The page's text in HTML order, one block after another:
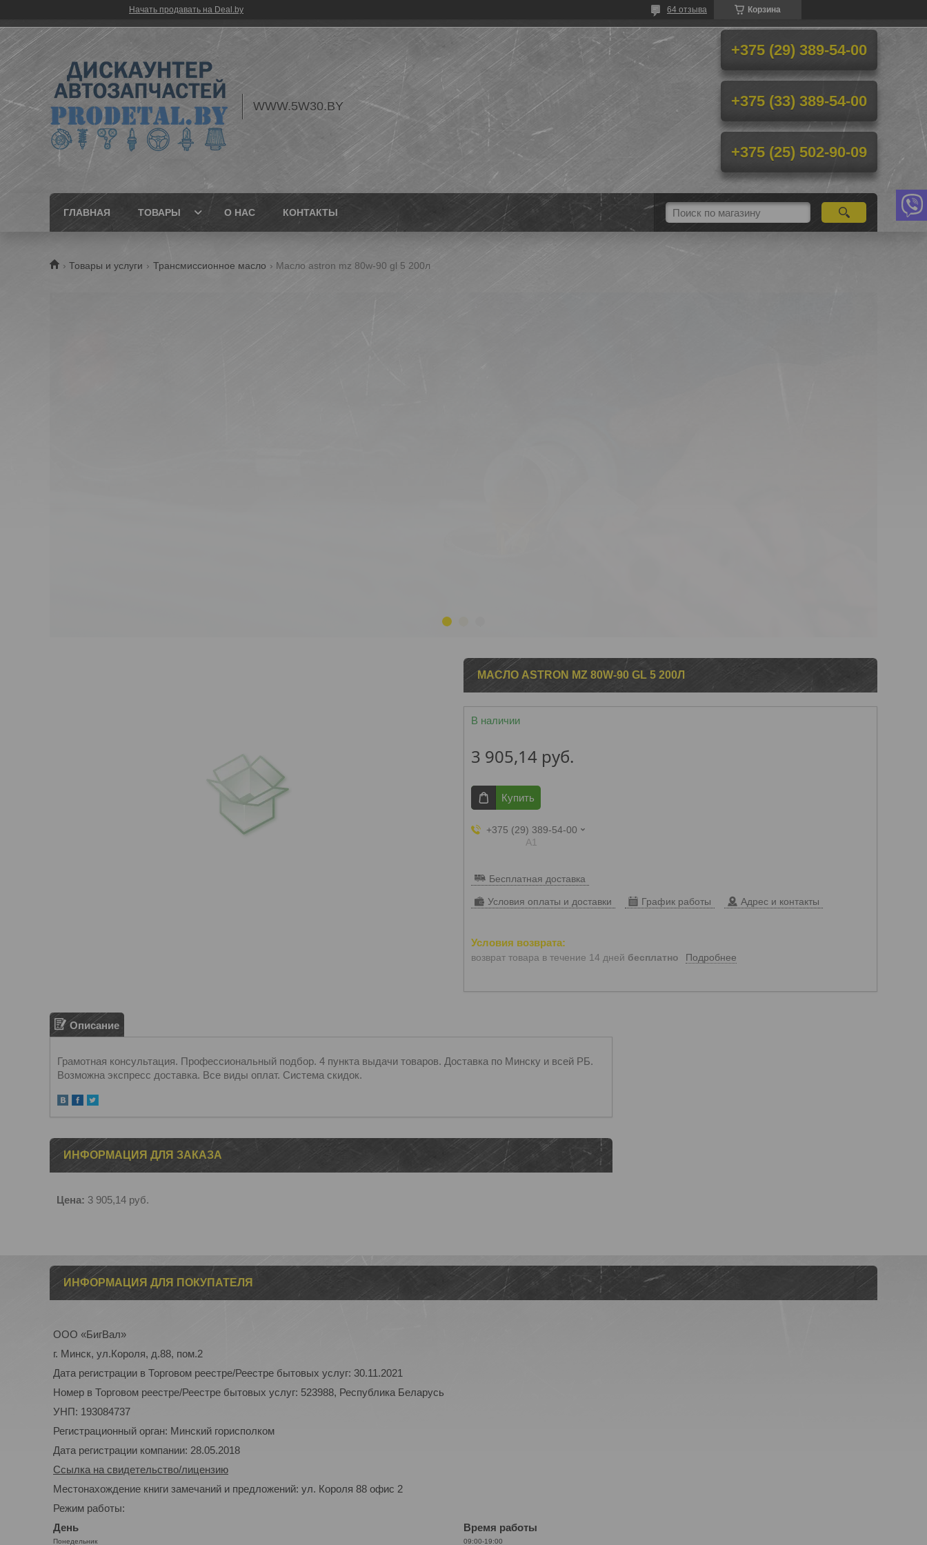
Начать продавать на Deal.by Корзина
64 отзыва
WWW.5W30.BY
+375 (29) 389-54-00
+375 (33) 389-54-00
+375 (25) 502-90-09
ГЛАВНАЯ ТОВАРЫ О НАС КОНТАКТЫ
Товары и услуги Трансмиссионное масло Масло astron mz 80w-90 gl 5 200л
МАСЛО ASTRON MZ 80W-90 GL 5 200Л
В наличии
3 905,14 руб.
Купить
+375 (29) 389-54-00
А1
Бесплатная доставка
Условия оплаты и доставки График работы Адрес и контакты
возврат товара в течение 14 дней бесплатно Подробнее
Описание
Грамотная консультация. Профессиональный подбор. 4 пункта выдачи товаров. Доставка по Минску и всей РБ.
Возможна экспресс доставка. Все виды оплат. Система скидок.
ИНФОРМАЦИЯ ДЛЯ ЗАКАЗА
Цена: 3 905,14 руб.
ИНФОРМАЦИЯ ДЛЯ ПОКУПАТЕЛЯ
ООО «БигВал»
г. Минск, ул.Короля, д.88, пом.2
Дата регистрации в Торговом реестре/Реестре бытовых услуг: 30.11.2021
Номер в Торговом реестре/Реестре бытовых услуг: 523988, Республика Беларусь
УНП: 193084737
Регистрационный орган: Минский горисполком
Дата регистрации компании: 28.05.2018
Ссылка на свидетельство/лицензию
Местонахождение книги замечаний и предложений: ул. Короля 88 офис 2
Режим работы:
День
Время работы
Понедельник 09:00-19:00